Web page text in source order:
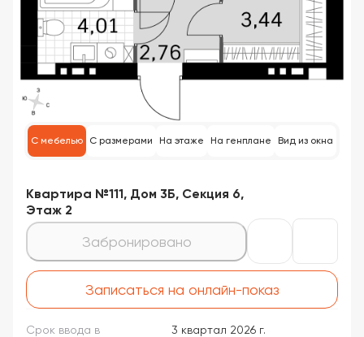
С мебелью С размерами На этаже На генплане Вид из окна
Квартира №111, Дом 3Б, Секция 6,
Этаж 2
Забронировано
Записаться на онлайн-показ
Срок ввода в
3 квартал 2026 г.